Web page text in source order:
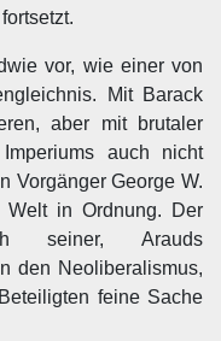
vor, wie einer von
Mit Barack
aber mit brutaler
auch nicht
Vorgänger George W.
in Ordnung. Der
seiner, Arauds
den Neoliberalismus,
feine Sache